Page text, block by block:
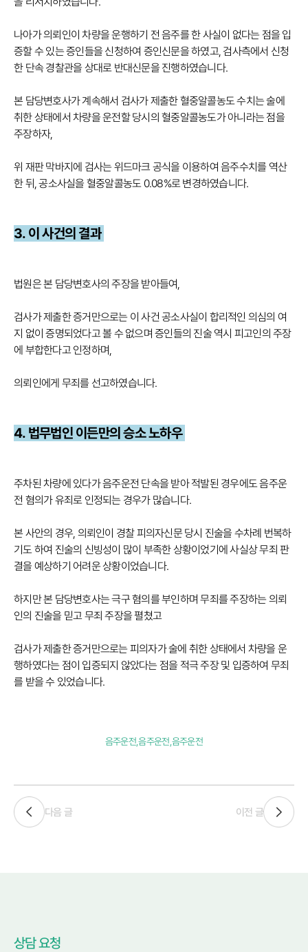
나아가 의뢰인이 차량을 운행하기 전 음주를 한 사실이 없다는 점을 입
증할 수 있는 증인들을 신청하여 증인신문을 하였고, 검사측에서 신청
한 단속 경찰관을 상대로 반대신문을 진행하였습니다.
본 담당변호사가 계속해서 검사가 제출한 혈중알콜농도 수치는 술에
취한 상태에서 차량을 운전할 당시의 혈중알콜농도가 아니라는 점을
주장하자,
위 재판 막바지에 검사는 위드마크 공식을 이용하여 음주수치를 역산
한 뒤, 공소사실을 혈중알콜농도 0.08%로 변경하였습니다.
3. 이 사건의 결과
법원은 본 담당변호사의 주장을 받아들여,
검사가 제출한 증거만으로는 이 사건 공소사실이 합리적인 의심의 여
지 없이 증명되었다고 볼 수 없으며 증인들의 진술 역시 피고인의 주장
에 부합한다고 인정하며,
의뢰인에게 무죄를 선고하였습니다.
4. 법무법인 이든만의 승소 노하우
주차된 차량에 있다가 음주운전 단속을 받아 적발된 경우에도 음주운
전 혐의가 유죄로 인정되는 경우가 많습니다.
본 사안의 경우, 의뢰인이 경찰 피의자신문 당시 진술을 수차례 번복하
기도 하여 진술의 신빙성이 많이 부족한 상황이었기에 사실상 무죄 판
결을 예상하기 어려운 상황이었습니다.
하지만 본 담당변호사는 극구 혐의를 부인하며 무죄를 주장하는 의뢰
인의 진술을 믿고 무죄 주장을 펼쳤고
검사가 제출한 증거만으로는 피의자가 술에 취한 상태에서 차량을 운
행하였다는 점이 입증되지 않았다는 점을 적극 주장 및 입증하여 무죄
를 받을 수 있었습니다.
음주운전,음주운전,음주운전
다음 글 이전 글
상담 요청